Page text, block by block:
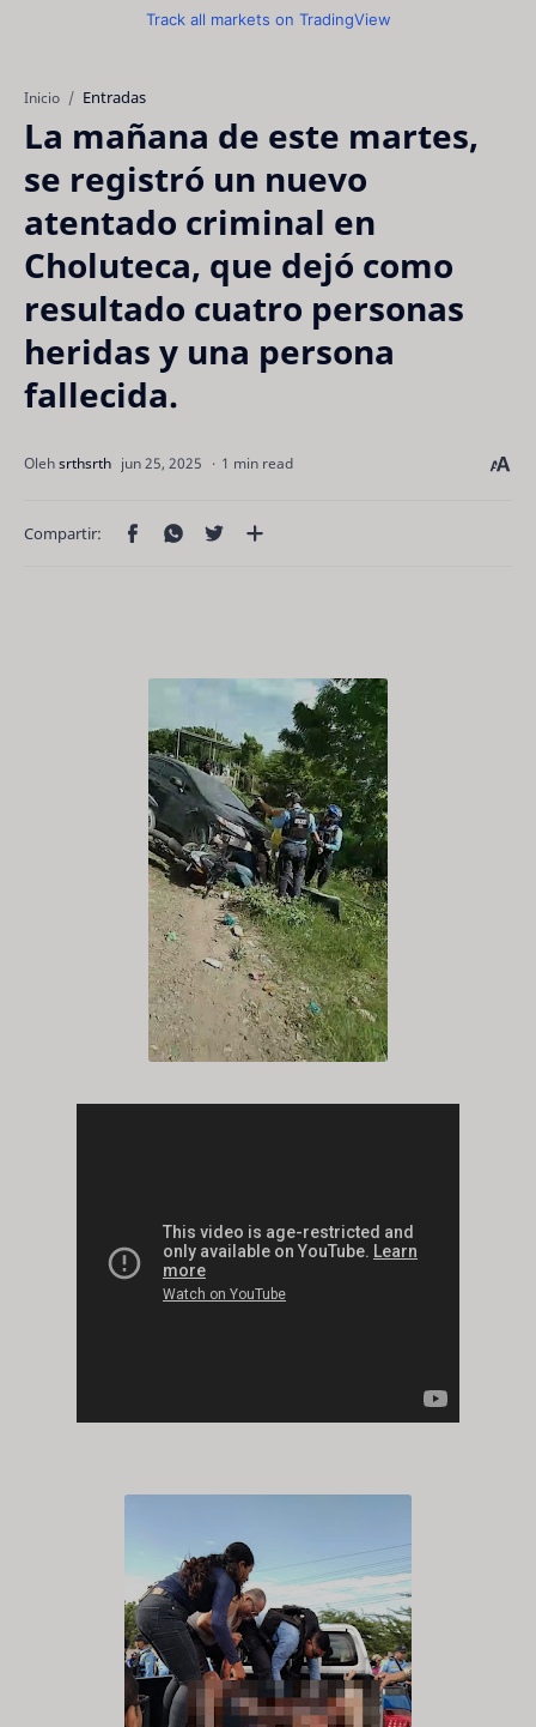
Track all markets on TradingView
Inicio Entradas
La mañana de este martes,
se registró un nuevo
atentado criminal en
Choluteca, que dejó como
resultado cuatro personas
heridas y una persona
fallecida.
1 min read